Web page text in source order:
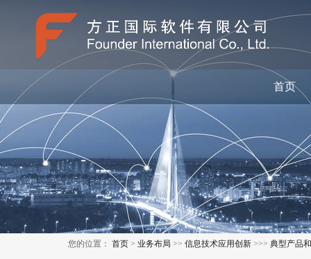
首页
您的位置： 首页 > 业务布局 >> 信息技术应用创新 >>> 典型产品